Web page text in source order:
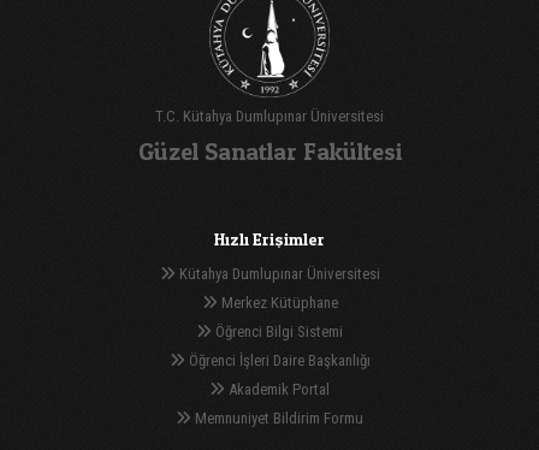
T.C. Kütahya Dumlupınar Üniversitesi
Güzel Sanatlar Fakültesi
Hızlı Erişimler
Kütahya Dumlupınar Üniversitesi
Merkez Kütüphane
Öğrenci Bilgi Sistemi
Öğrenci İşleri Daire Başkanlığı
Akademik Portal
Memnuniyet Bildirim Formu